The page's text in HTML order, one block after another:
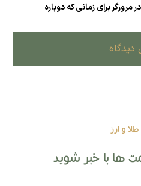
برای زمانی که دوباره
دیدگاه
و ارز
ها با خبر شوید